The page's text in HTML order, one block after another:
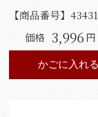
【商品番号】 43431
価格 3,996
かごに入れる